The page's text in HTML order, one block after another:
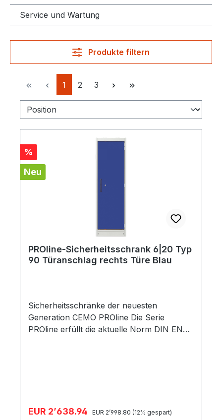
Service und Wartung
Produkte filtern
Seite
1 Seite
2 Seite
3
Rabatt
%
Neu
PROline-Sicherheitsschrank 6|20 Typ
90 Türanschlag rechts Türe Blau
Sicherheitsschränke der neuesten
Generation CEMO PROline Die Serie
PROline erfüllt die aktuelle Norm DIN EN
Anforderungen an einen Profi-Schrank
Verkaufspreis:
EUR 2’638.94 Regulärer Preis:
EUR 2’998.80 (12% gespart)